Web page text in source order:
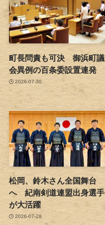
町長問責も可決 御浜町議
会異例の百条委設置連発
2026-07-30
松岡、鈴木さん全国舞台
へ 紀南剣道連盟出身選手
が大活躍
2026-07-28